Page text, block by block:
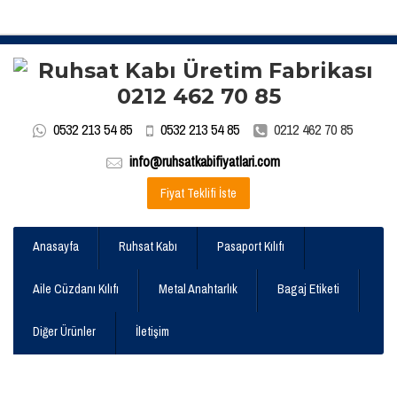
0532 213 54 85 0532 213 54 85
0212 462 70 85
info@ruhsatkabifiyatlari.com
Fiyat Teklifi İste
Anasayfa Ruhsat Kabı Pasaport Kılıfı
Aile Cüzdanı Kılıfı Metal Anahtarlık Bagaj Etiketi
Diğer Ürünler İletişim